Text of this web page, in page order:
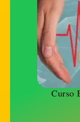
Curso